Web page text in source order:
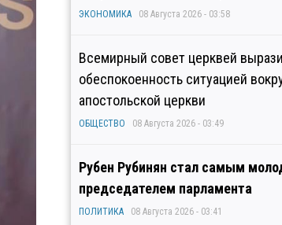
ЭКОНОМИКА 08 Августа 2026 - 03:58
Всемирный совет церквей
обеспокоенность ситуацией
апостольской церкви
ОБЩЕСТВО 08 Августа 2026 - 03:49
Рубен Рубинян стал самым
председателем парламента
ПОЛИТИКА 08 Августа 2026 - 03:41